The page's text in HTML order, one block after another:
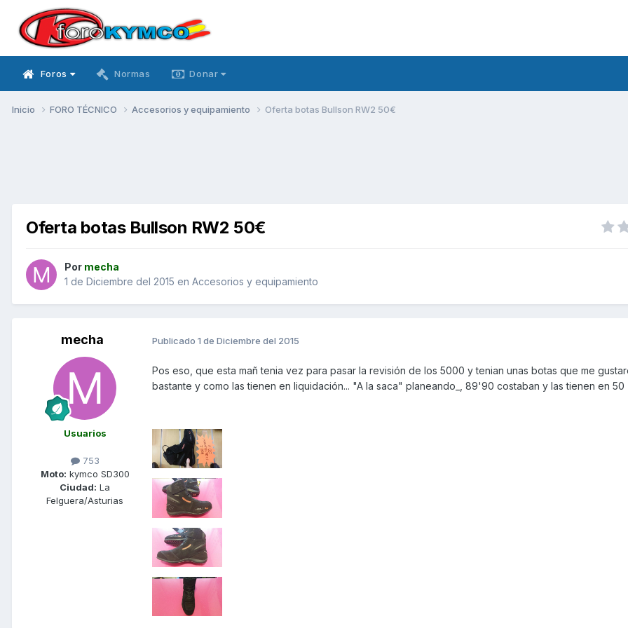
Foros Normas Donar
Inicio FORO TÉCNICO Accesorios y equipamiento Oferta botas Bullson RW2 50€
Oferta botas Bullson RW2 50€
Por mecha
1 de Diciembre del 2015 en Accesorios y equipamiento
mecha
Usuarios
753
Moto: kymco SD300
Ciudad: La
Felguera/Asturias
Publicado 1 de Diciembre del 2015
Pos eso, que esta mañ tenia vez para pasar la revisión de los 5000 y tenian unas botas que me
bastante y como las tienen en liquidación... "A la saca" planeando_, 89'90 costaban y las tienen en 50